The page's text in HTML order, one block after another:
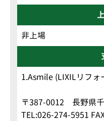
非上場
1.Asmile (LIXILリフォ
〒387-0012 長野県
TEL:026-274-5951